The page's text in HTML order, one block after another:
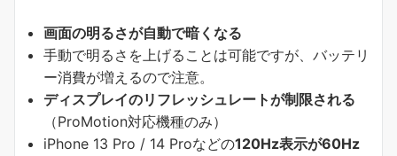
画面の明るさが自動で暗くなる
手動で明るさを上げることは可能ですが、バッテリ
ー消費が増えるので注意。
ディスプレイのリフレッシュレートが制限される
（ProMotion対応機種のみ）
iPhone 13 Pro / 14 Proなどの120Hz表示が60Hz